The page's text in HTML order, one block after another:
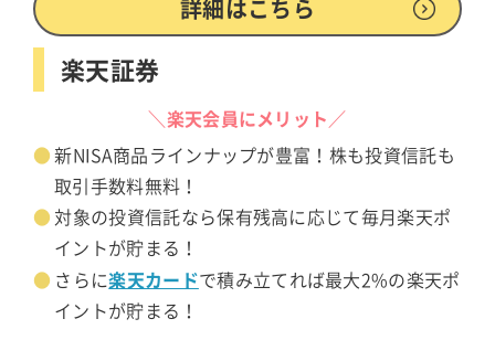
詳細はこちら
楽天証券
＼楽天会員にメリット／
新NISA商品ラインナップが豊富！株も投資信託も
取引手数料無料！
対象の投資信託なら保有残高に応じて毎月楽天ポ
イントが貯まる！
さらに楽天カードで積み立てれば最大2%の楽天ポ
イントが貯まる！